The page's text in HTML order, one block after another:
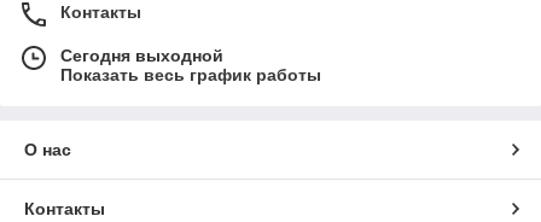
Контакты
Сегодня выходной
Показать весь график работы
О нас
Контакты